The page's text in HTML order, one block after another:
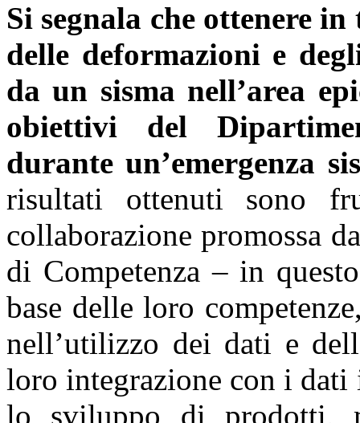
Si segnala che ottenere
delle deformazioni e
da un sisma nell’area
obiettivi del
durante un’emergenza
risultati ottenuti sono
collaborazione promossa
di Competenza – in
base delle loro
nell’utilizzo dei dati e
loro integrazione con i dati
lo sviluppo di prodotti,